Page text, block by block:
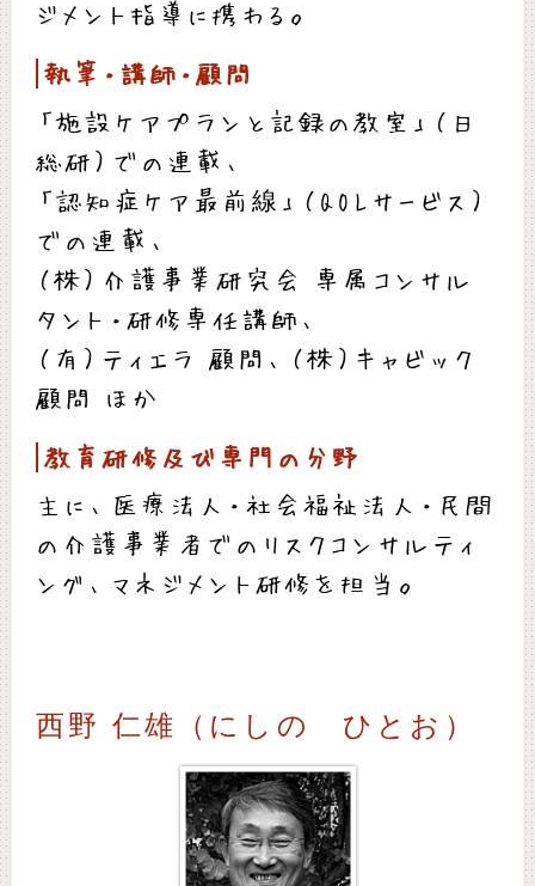
ジメント指導に携わる。
執筆・講師・顧問
「施設ケアプランと記録の教室」（日
総研）での連載、
「認知症ケア最前線」（QOLサービス）
での連載、
（株）介護事業研究会 専属コンサル
タント・研修専任講師、
（有）ティエラ 顧問、（株）キャビック
顧問 ほか
教育研修及び専門の分野
主に、医療法人・社会福祉法人・民間
の介護事業者でのリスクコンサルティ
ング、マネジメント研修を担当。
西野 仁雄（にしの ひとお）